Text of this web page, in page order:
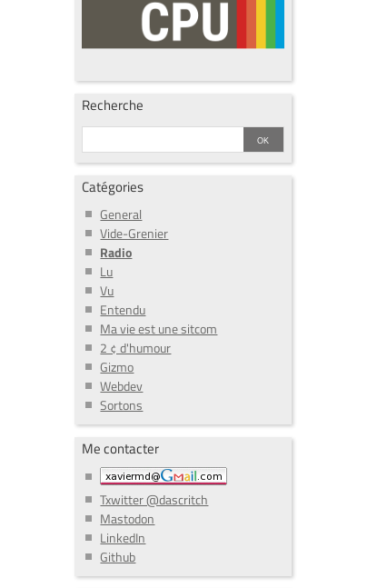
Recherche
Catégories
General
Vide-Grenier
Radio
Lu
Vu
Entendu
Ma vie est une sitcom
2 ¢ d'humour
Gizmo
Webdev
Sortons
Me contacter
Txwitter @dascritch
Mastodon
LinkedIn
Github